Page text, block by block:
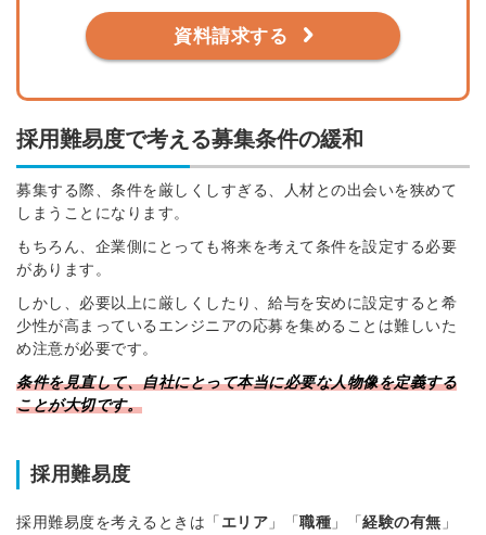
資料請求する
採用難易度で考える募集条件の緩和
募集する際、条件を厳しくしすぎる、人材との出会いを狭めて
しまうことになります。
もちろん、企業側にとっても将来を考えて条件を設定する必要
があります。
しかし、必要以上に厳しくしたり、給与を安めに設定すると希
少性が高まっているエンジニアの応募を集めることは難しいた
め注意が必要です。
条件を見直して、自社にとって本当に必要な人物像を定義する
ことが大切です。
採用難易度
採用難易度を考えるときは「 エリア 」「職種 」「経験の有無 」